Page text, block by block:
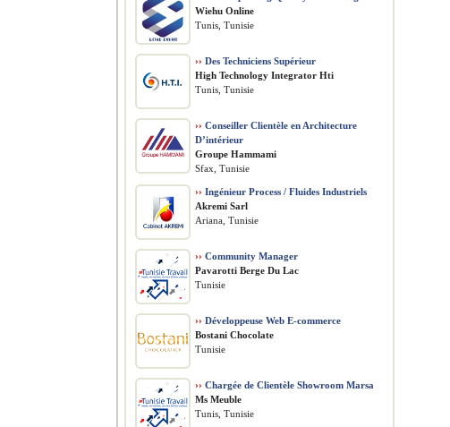
Wiehu Online
Tunis, Tunisie
›› Des Techniciens Supérieur
High Technology Integrator Hti
Tunis, Tunisie
›› Conseiller Clientèle en Architecture
D’intérieur
Groupe Hammami
Sfax, Tunisie
›› Ingénieur Process / Fluides Industriels
Akremi Sarl
Ariana, Tunisie
›› Community Manager
Pavarotti Berge Du Lac
Tunisie
›› Développeuse Web E-commerce
Bostani Chocolate
Tunisie
›› Chargée de Clientèle Showroom Marsa
Ms Meuble
Tunis, Tunisie